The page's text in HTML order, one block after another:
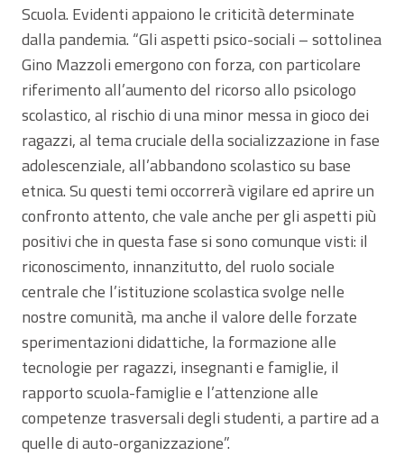
Scuola. Evidenti appaiono le criticità determinate
dalla pandemia. “Gli aspetti psico-sociali – sottolinea
Gino Mazzoli emergono con forza, con particolare
riferimento all’aumento del ricorso allo psicologo
scolastico, al rischio di una minor messa in gioco dei
ragazzi, al tema cruciale della socializzazione in fase
adolescenziale, all’abbandono scolastico su base
etnica. Su questi temi occorrerà vigilare ed aprire un
confronto attento, che vale anche per gli aspetti più
positivi che in questa fase si sono comunque visti: il
riconoscimento, innanzitutto, del ruolo sociale
centrale che l’istituzione scolastica svolge nelle
nostre comunità, ma anche il valore delle forzate
sperimentazioni didattiche, la formazione alle
tecnologie per ragazzi, insegnanti e famiglie, il
rapporto scuola-famiglie e l’attenzione alle
competenze trasversali degli studenti, a partire ad a
quelle di auto-organizzazione”.